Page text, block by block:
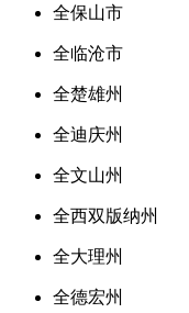
全保山市
全临沧市
全楚雄州
全迪庆州
全文山州
全西双版纳州
全大理州
全德宏州